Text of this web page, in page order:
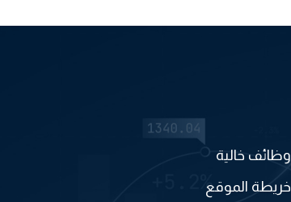
وظائف خالية
خريطة الموقع